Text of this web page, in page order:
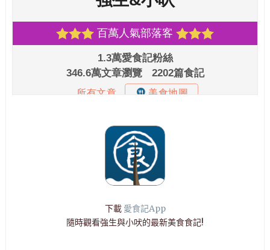
下載 愛食記App
隨時觀看強生與小吠的最新美食食記!